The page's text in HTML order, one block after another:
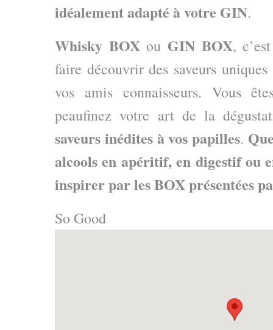
idéalement adapté à votre GIN.
Whisky BOXou GIN BOX,
faire découvrir des saveurs
vos amis connaisseurs. Vous
peaufinez votre art de la
saveurs inédites à vos papilles.
alcools en apéritif, en digestif ou
inspirer par les BOX présentées
So Good